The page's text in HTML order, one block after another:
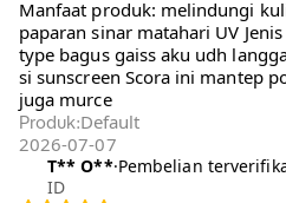
Manfaat produk: melindungi
sinar matahari UV Jenis kulit:
bagus gaiss aku udh langganan
sunscreen Scora ini mantep poll
murce
Produk:Default
2026-07-07
T** O**️·Pembelian
ID